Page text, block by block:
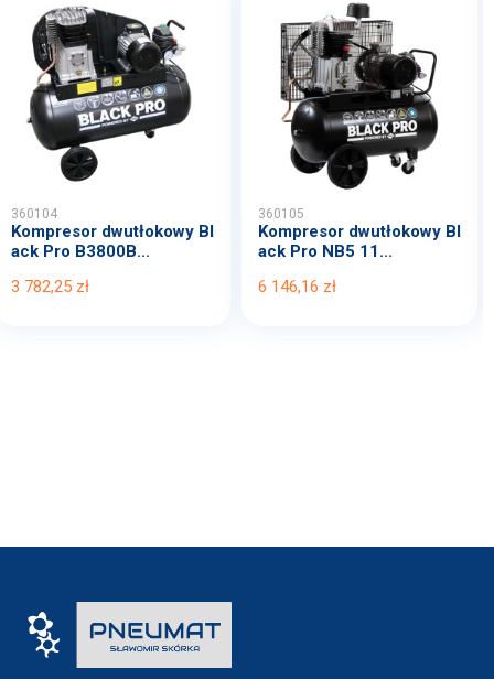
360104
Kompresor dwutłokowy Bl
ack Pro B3800B...
3 782,25 zł
360105
Kompresor dwutłokowy Bl
ack Pro NB5 11...
6 146,16 zł